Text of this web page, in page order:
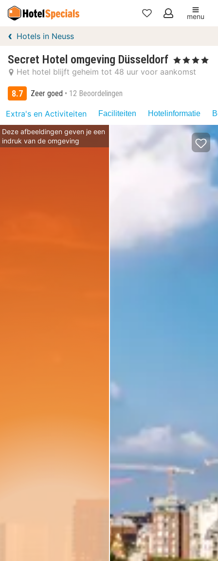
Mijn
menu
Hotels in Neuss
Secret Hotel omgeving Düsseldorf , 4 Sterren
Het hotel blijft geheim tot 48 uur voor aankomst
8.7 Zeer goed 12 Beoordelingen
Extra's en Activiteiten Faciliteiten Hotelinformatie
Deze afbeeldingen geven je een
indruk van de omgeving